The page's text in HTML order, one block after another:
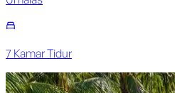
7 Kamar Tidur